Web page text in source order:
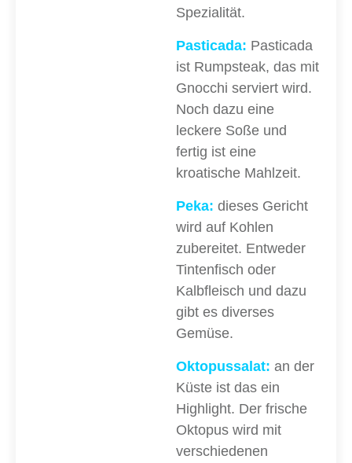
Spezialität.
Pasticada: Pasticada
ist Rumpsteak, das mit
Gnocchi serviert wird.
Noch dazu eine
leckere Soße und
fertig ist eine
kroatische Mahlzeit.
Peka: dieses Gericht
wird auf Kohlen
zubereitet. Entweder
Tintenfisch oder
Kalbfleisch und dazu
gibt es diverses
Gemüse.
Oktopussalat: an der
Küste ist das ein
Highlight. Der frische
Oktopus wird mit
verschiedenen